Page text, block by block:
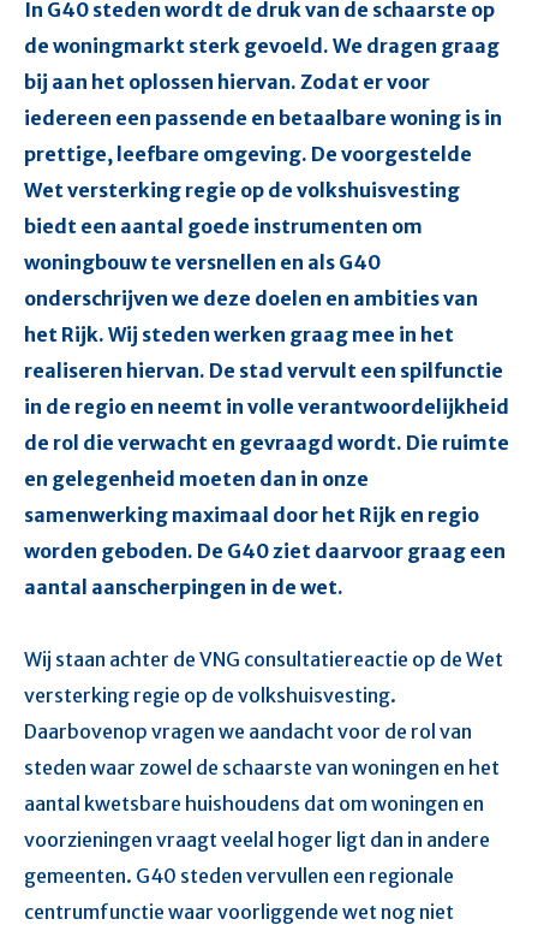
In G40 steden wordt de druk van de schaarste op
de woningmarkt sterk gevoeld. We dragen graag
bij aan het oplossen hiervan. Zodat er voor
iedereen een passende en betaalbare woning is in
prettige, leefbare omgeving. De voorgestelde
Wet versterking regie op de volkshuisvesting
biedt een aantal goede instrumenten om
woningbouw te versnellen en als G40
onderschrijven we deze doelen en ambities van
het Rijk. Wij steden werken graag mee in het
realiseren hiervan. De stad vervult een spilfunctie
in de regio en neemt in volle verantwoordelijkheid
de rol die verwacht en gevraagd wordt. Die ruimte
en gelegenheid moeten dan in onze
samenwerking maximaal door het Rijk en regio
worden geboden. De G40 ziet daarvoor graag een
aantal aanscherpingen in de wet.
Wij staan achter de VNG consultatiereactie op de Wet
versterking regie op de volkshuisvesting.
Daarbovenop vragen we aandacht voor de rol van
steden waar zowel de schaarste van woningen en het
aantal kwetsbare huishoudens dat om woningen en
voorzieningen vraagt veelal hoger ligt dan in andere
gemeenten. G40 steden vervullen een regionale
centrumfunctie waar voorliggende wet nog niet